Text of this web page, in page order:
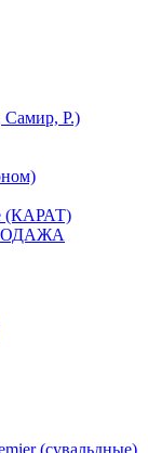
Самир, Р.)
(КАРАТ)
(сувальдные)